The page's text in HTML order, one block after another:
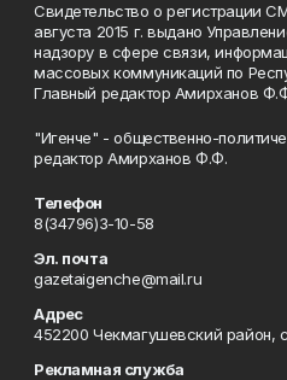
Свидетельство о регистрации
августа 2015 г. выдано
надзору в сфере связи,
массовых коммуникаций по
Главный редактор Амирханов
"Игенче" - общественно-
редактор Амирханов Ф.Ф.
Телефон
8(34796)3-10-58
Эл. почта
gazetaigenche@mail.ru
Адрес
452200 Чекмагушевский район,
Рекламная служба